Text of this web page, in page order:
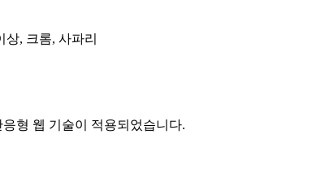
상, 크롬, 사파리
형 웹 기술이 적용되었습니다.